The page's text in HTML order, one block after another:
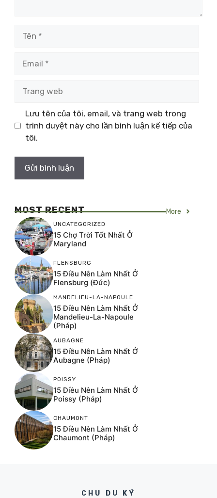
Lưu tên của tôi, email, và trang web trong
trình duyệt này cho lần bình luận kế tiếp của
tôi.
MOST RECENT More
UNCATEGORIZED
15 Chợ Trời Tốt Nhất Ở
Maryland
FLENSBURG
15 Điều Nên Làm Nhất Ở
Flensburg (Đức)
MANDELIEU-LA-NAPOULE
15 Điều Nên Làm Nhất Ở
Mandelieu-La-Napoule
(Pháp)
AUBAGNE
15 Điều Nên Làm Nhất Ở
Aubagne (Pháp)
POISSY
15 Điều Nên Làm Nhất Ở
Poissy (Pháp)
CHAUMONT
15 Điều Nên Làm Nhất Ở
Chaumont (Pháp)
CHU DU KÝ